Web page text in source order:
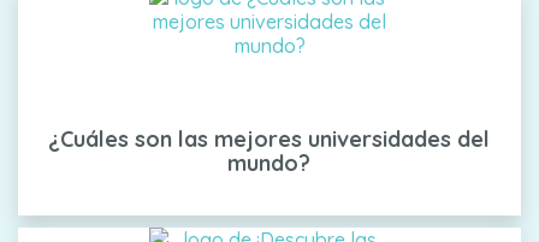
¿Cuáles son las mejores universidades del
mundo?